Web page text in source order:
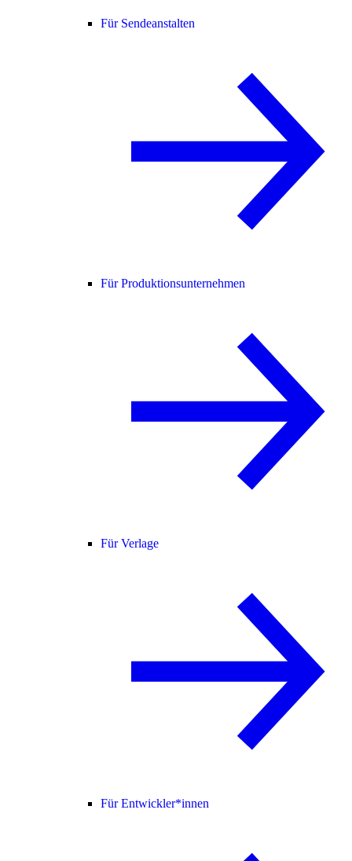
Für Sendeanstalten
Für Produktionsunternehmen
Für Verlage
Für Entwickler*innen